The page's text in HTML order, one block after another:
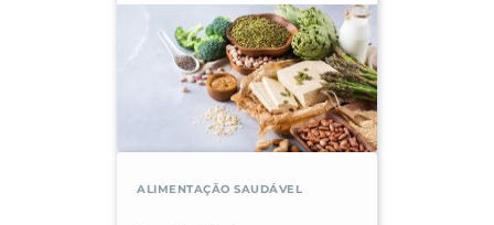
ALIMENTAÇÃO SAUDÁVEL